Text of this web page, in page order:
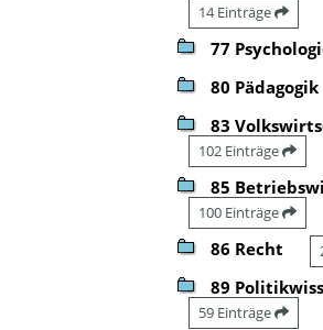
14 Einträge
77
80 Pädagogik
83
102 Einträge
85
100 Einträge
86 Recht
89
59 Einträge